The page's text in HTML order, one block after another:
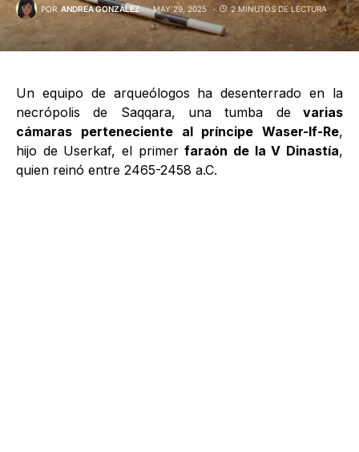
POR ANDREA GONZÁLEZ MAY 29, 2025 2 MINUTOS DE LECTURA
Un equipo de arqueólogos ha desenterrado en la
necrópolis de Saqqara, una tumba devarias
cámaras perteneciente al príncipe Waser-If-Re,
hijo de Userkaf, el primerfaraón de la V Dinastía,
quien reinó entre 2465-2458 a.C.